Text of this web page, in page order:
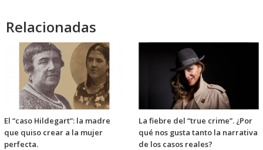
Relacionadas
El “caso Hildegart”: la madre
que quiso crear a la mujer
perfecta.
La fiebre del “true crime”. ¿Por
qué nos gusta tanto la narrativa
de los casos reales?